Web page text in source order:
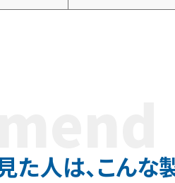
た人は、こんな